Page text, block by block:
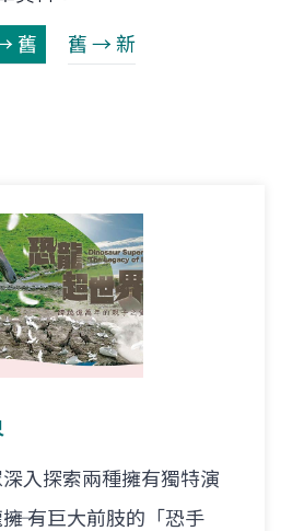
舊 舊 → 新
入探索兩種擁有獨特演
擁 有巨大前肢的「恐手